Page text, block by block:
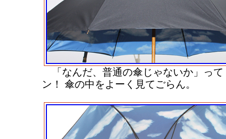
「なんだ、普通の傘じゃないか」って
ン！ 傘の中をよーく見てごらん。